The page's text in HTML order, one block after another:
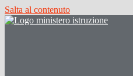
Salta al contenuto